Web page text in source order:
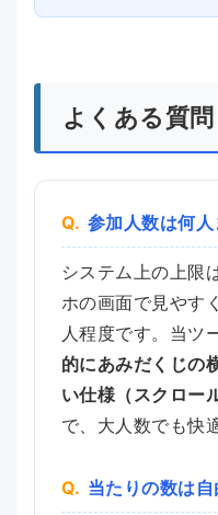
よくある質問
参加人数は何
システム上の上限
ホの画面で見やす
人程度です。当ツ
的にあみだくじの
い仕様（スクロー
で、大人数でも快
当たりの数は